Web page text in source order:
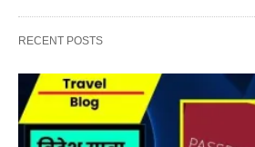
RECENT POSTS